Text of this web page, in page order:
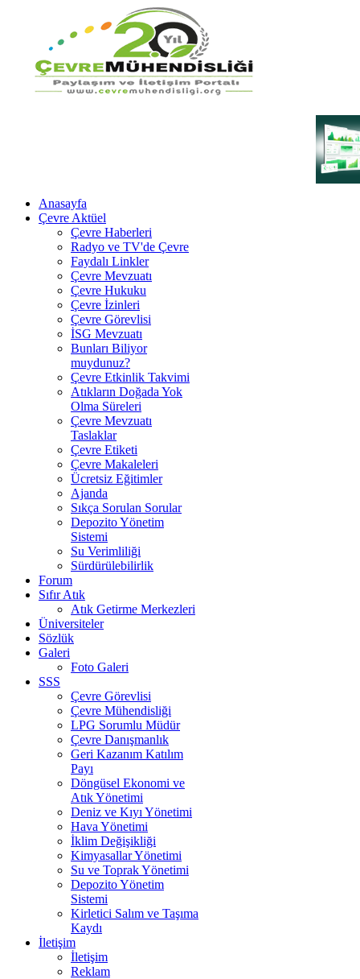
Anasayfa
Çevre Aktüel
Çevre Haberleri
Radyo ve TV'de Çevre
Faydalı Linkler
Çevre Mevzuatı
Çevre Hukuku
Çevre İzinleri
Çevre Görevlisi
İSG Mevzuatı
Bunları Biliyor
muydunuz?
Çevre Etkinlik Takvimi
Atıkların Doğada Yok
Olma Süreleri
Çevre Mevzuatı
Taslaklar
Çevre Etiketi
Çevre Makaleleri
Ücretsiz Eğitimler
Ajanda
Sıkça Sorulan Sorular
Depozito Yönetim
Sistemi
Su Verimliliği
Sürdürülebilirlik
Forum
Sıfır Atık
Atık Getirme Merkezleri
Üniversiteler
Sözlük
Galeri
Foto Galeri
SSS
Çevre Görevlisi
Çevre Mühendisliği
LPG Sorumlu Müdür
Çevre Danışmanlık
Geri Kazanım Katılım
Payı
Döngüsel Ekonomi ve
Atık Yönetimi
Deniz ve Kıyı Yönetimi
Hava Yönetimi
İklim Değişikliği
Kimyasallar Yönetimi
Su ve Toprak Yönetimi
Depozito Yönetim
Sistemi
Kirletici Salım ve Taşıma
Kaydı
İletişim
İletişim
Reklam